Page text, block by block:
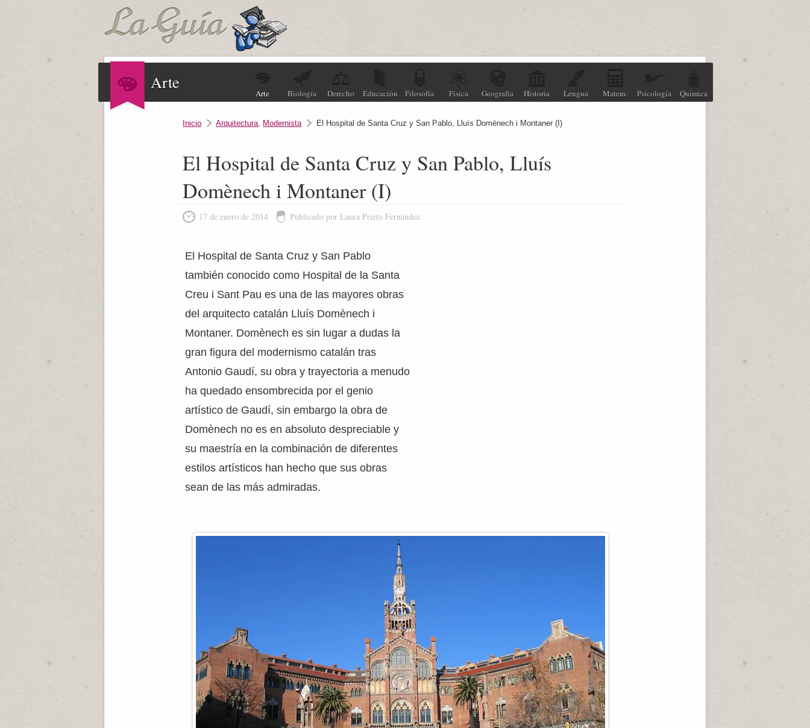
Arte
Arte Biología Derecho Educación Filosofía Física Geografía Historia Lengua Matem. Psicología Química
Inicio Arquitectura, Modernista El Hospital de Santa Cruz y San Pablo, Lluís Domènech i Montaner (I)
El Hospital de Santa Cruz y San Pablo, Lluís
Domènech i Montaner (I)
17 de enero de 2014 Publicado por Laura Prieto Fernández
El Hospital de Santa Cruz y San Pablo
también conocido como Hospital de la Santa
Creu i Sant Pau es una de las mayores obras
del arquitecto catalán Lluís Domènech i
Montaner. Domènech es sin lugar a dudas la
gran figura del modernismo catalán tras
Antonio Gaudí, su obra y trayectoria a menudo
ha quedado ensombrecida por el genio
artístico de Gaudí, sin embargo la obra de
Domènech no es en absoluto despreciable y
su maestría en la combinación de diferentes
estilos artísticos han hecho que sus obras
sean de las más admiradas.